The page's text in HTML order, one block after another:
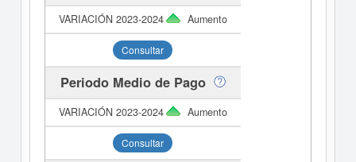
Aumento
Consultar
Periodo Medio de Pago
Aumento
Consultar